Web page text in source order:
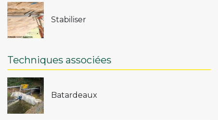
Stabiliser
Techniques associées
Batardeaux